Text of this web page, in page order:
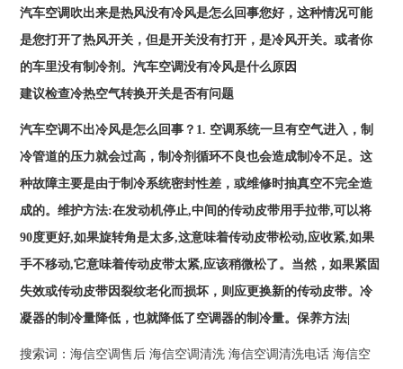
汽车空调吹出来是热风没有冷风是怎么回事您好，这种情况可能
是您打开了热风开关，但是开关没有打开，是冷风开关。或者你
的车里没有制冷剂。汽车空调没有冷风是什么原因
建议检查冷热空气转换开关是否有问题
汽车空调不出冷风是怎么回事？ 1. 空调系统一旦有空气进入，制
冷管道的压力就会过高，制冷剂循环不良也会造成制冷不足。这
种故障主要是由于制冷系统密封性差，或维修时抽真空不完全造
成的。维护方法:在发动机停止,中间的传动皮带用手拉带,可以将
90度更好,如果旋转角是太多,这意味着传动皮带松动,应收紧,如果
手不移动,它意味着传动皮带太紧,应该稍微松了。当然，如果紧固
失效或传动皮带因裂纹老化而损坏，则应更换新的传动皮带。冷
凝器的制冷量降低，也就降低了空调器的制冷量。保养方法|
搜索词：海信空调售后 海信空调清洗 海信空调清洗电话 海信空